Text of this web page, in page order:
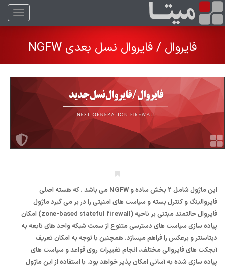
منو
فایروال / فایروال نسل بعدی NGFW
این ماژول شامل 2 بخش ساده و NGFW می باشد . که هسته اصلی
فایروالینگ و کنترل بسته و سیاست های امنیتی را در بر می گیرد ماژول
فایروال حالتمند مبتنی بر ناحیه (zone-based stateful firewall) امکان
پیاده سازی سیاست های دسترسی متنوع از سمت شبکه واحد های تابعه به
دیتاسنتر و برعکس را فراهم میسازد. همچنین با توجه به امکان تعریف
آبجکت های فایروالی مختلف، انجام تغییرات روی قواعد و سیاست های
پیاده سازی شده به آسانی امکان پذیر خواهد بود. با استفاده از این ماژول